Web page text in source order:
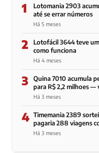
1
Lotomania 2903
até se errar números
Há 5 meses
2
Lotofácil 3644 teve
como funciona
Há 4 meses
3
Quina 7010 acumula
para R$ 2,2 milhoes —
Há 3 meses
4 Timemania 2389
pagaria 288 viagens
Há 3 meses